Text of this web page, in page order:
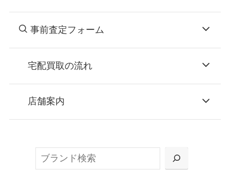
事前査定フォーム
宅配買取の流れ
お申込み
または梱包材不要の「集荷申込」からお選び
店舗案内